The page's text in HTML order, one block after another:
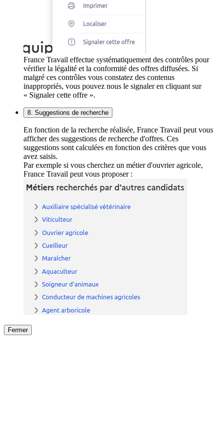
France Travail effectue systématiquement des contrôles pour
vérifier la légalité et la conformité des offres diffusées. Si
malgré ces contrôles vous constatez des contenus
inappropriés, vous pouvez nous le signaler en cliquant sur
« Signaler cette offre ».
8. Suggestions de recherche
En fonction de la recherche réalisée, France Travail peut vous
afficher des suggestions de recherche d'offres. Ces
suggestions sont calculées en fonction des critères que vous
avez saisis.
Par exemple si vous cherchez un métier d'ouvrier agricole,
France Travail peut vous proposer :
Fermer